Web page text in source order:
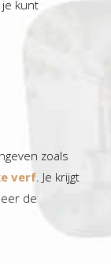
kunt
zoals
verf. Je krijgt
de